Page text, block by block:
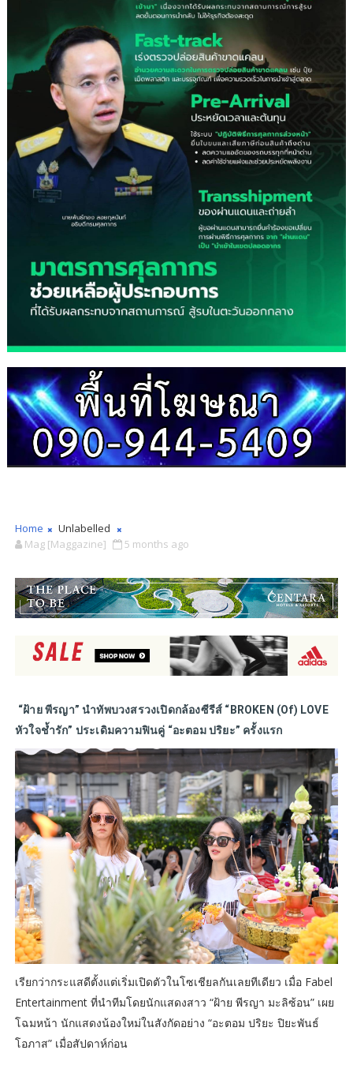
Home
Unlabelled
Mag [Maggazine]
5 months ago
“ฝ้าย พีรญา” นำทัพบวงสรวงเปิดกล้องซีรีส์ “BROKEN (Of) LOVE
หัวใจช้ำรัก” ประเดิมความฟินคู่ “อะตอม ปริยะ” ครั้งแรก
เรียกว่ากระแสดีตั้งแต่เริ่มเปิดตัวในโซเชียลกันเลยทีเดียว เมื่อ Fabel
Entertainment ที่นำทีมโดยนักแสดงสาว “ฝ้าย พีรญา มะลิซ้อน” เผย
โฉมหน้า นักแสดงน้องใหม่ในสังกัดอย่าง “อะตอม ปริยะ ปิยะพันธ์
โอภาส” เมื่อสัปดาห์ก่อน